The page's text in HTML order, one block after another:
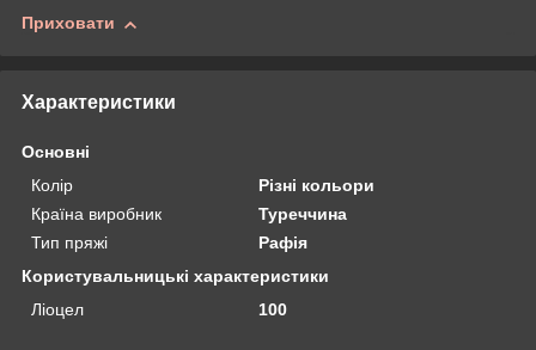
Приховати
Характеристики
Основні
Колір
Різні кольори
Країна виробник
Туреччина
Тип пряжі
Рафія
Користувальницькі характеристики
Ліоцел
100